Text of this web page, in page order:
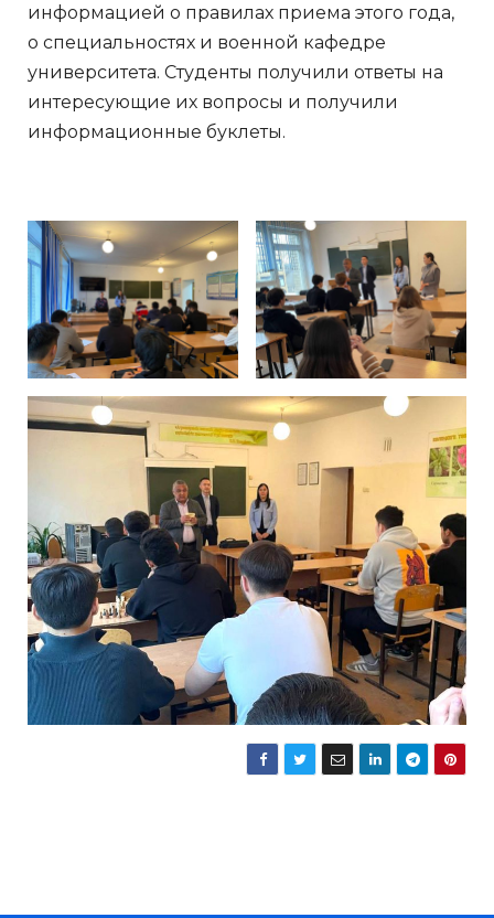
информацией о правилах приема этого года,
о специальностях и военной кафедре
университета. Студенты получили ответы на
интересующие их вопросы и получили
информационные буклеты.